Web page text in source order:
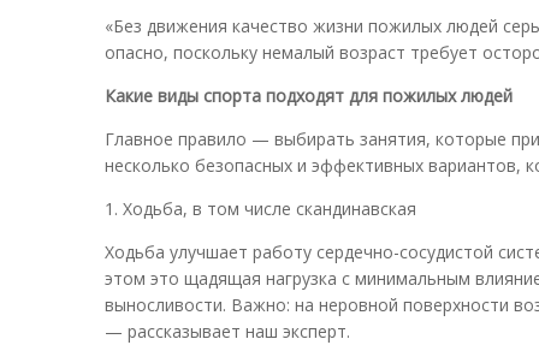
«Без движения качество жизни пожилых людей
опасно, поскольку немалый возраст требует
Какие виды спорта подходят для пожилых людей
Главное правило — выбирать занятия, которые
несколько безопасных и эффективных вариантов,
1. Ходьба, в том числе скандинавская
Ходьба улучшает работу сердечно-сосудистой
этом это щадящая нагрузка с минимальным
выносливости. Важно: на неровной поверхности
— рассказывает наш эксперт.